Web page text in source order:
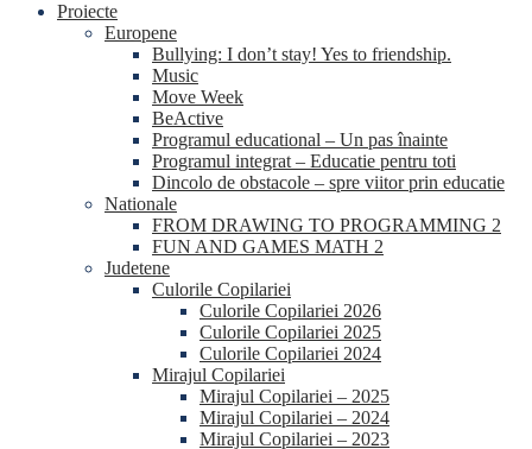
Proiecte
Europene
Bullying: I don’t stay! Yes to friendship.
Music
Move Week
BeActive
Programul educational – Un pas înainte
Programul integrat – Educatie pentru toti
Dincolo de obstacole – spre viitor prin educatie
Nationale
FROM DRAWING TO PROGRAMMING 2
FUN AND GAMES MATH 2
Judetene
Culorile Copilariei
Culorile Copilariei 2026
Culorile Copilariei 2025
Culorile Copilariei 2024
Mirajul Copilariei
Mirajul Copilariei – 2025
Mirajul Copilariei – 2024
Mirajul Copilariei – 2023